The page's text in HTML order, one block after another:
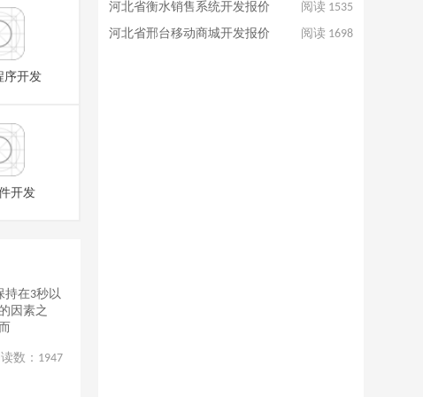
序开发
开发
持在3秒以
因素之
数： 1947
河北省衡水销售系统开发报价
阅读 1535
河北省邢台移动商城开发报价
阅读 1698